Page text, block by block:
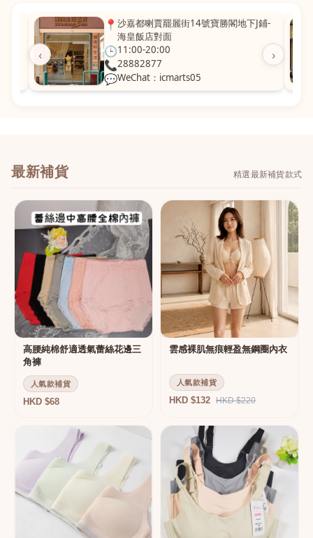
‹ ›
📍 沙嘉都喇賈罷麗街14號寶勝閣地下J鋪-
海皇飯店對面
🕒11:00-20:00
📞28882877
💬WeChat：icmarts05
最新補貨 精選最新補貨款式
高腰純棉舒適透氣蕾絲花邊三
角褲
人氣款補貨
HKD $68
雲感裸肌無痕輕盈無鋼圈內衣
人氣款補貨
HKD $132 HKD $220